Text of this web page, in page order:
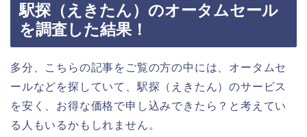
駅探（えきたん）のオータムセール
を調査した結果！
多分、こちらの記事をご覧の方の中には、オータムセ
ールなどを探していて、駅探（えきたん）のサービス
を安く、お得な価格で申し込みできたら？と考えてい
る人もいるかもしれません。